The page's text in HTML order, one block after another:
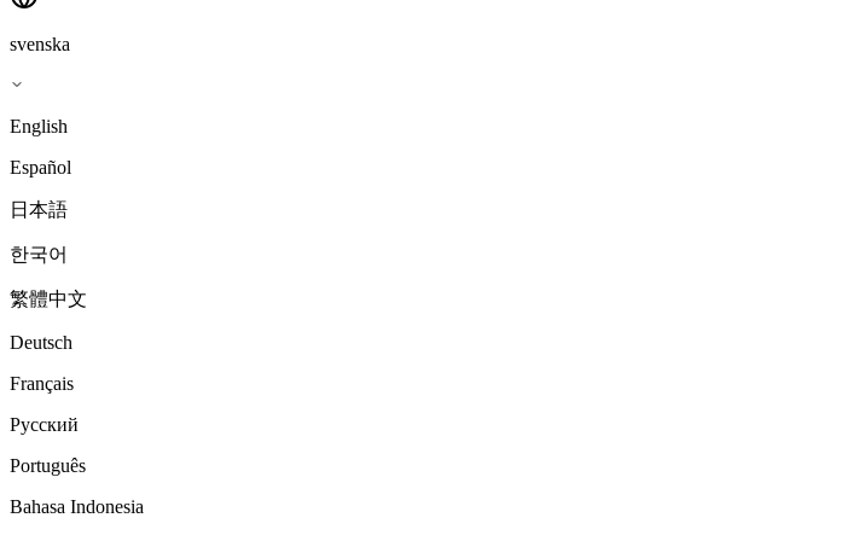
svenska
English
Español
日本語
한국어
繁體中文
Deutsch
Français
Русский
Português
Bahasa Indonesia